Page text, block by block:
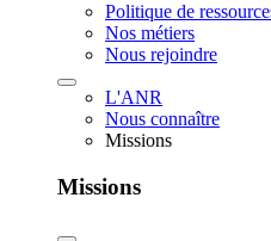
Politique de
Nos métiers
Nous rejoindre
L'ANR
Nous connaître
Missions
Missions